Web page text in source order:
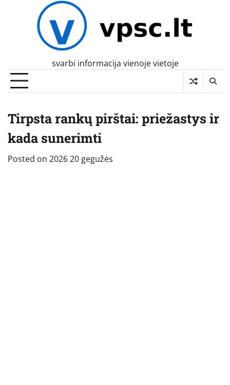
svarbi informacija vienoje vietoje
Tirpsta rankų pirštai: priežastys ir
kada sunerimti
Posted on 2026 20 gegužės